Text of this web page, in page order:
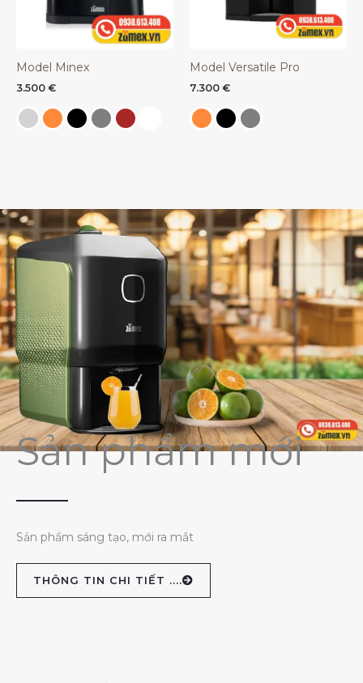
Model Minex
3.500 €
Model Versatile Pro
7.300 €
Sản phẩm mới
Sản phẩm sáng tạo, mới ra mắt
THÔNG TIN CHI TIẾT ....